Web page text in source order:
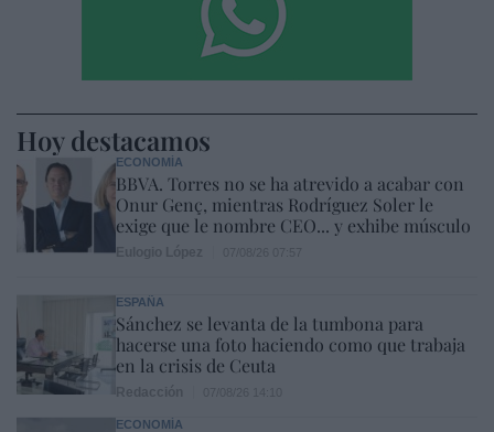
Hoy destacamos
ECONOMÍA
BBVA. Torres no se ha atrevido a acabar con
Onur Genç, mientras Rodríguez Soler le
exige que le nombre CEO... y exhibe músculo
ESPAÑA
Sánchez se levanta de la tumbona para
hacerse una foto haciendo como que trabaja
en la crisis de Ceuta
ECONOMÍA